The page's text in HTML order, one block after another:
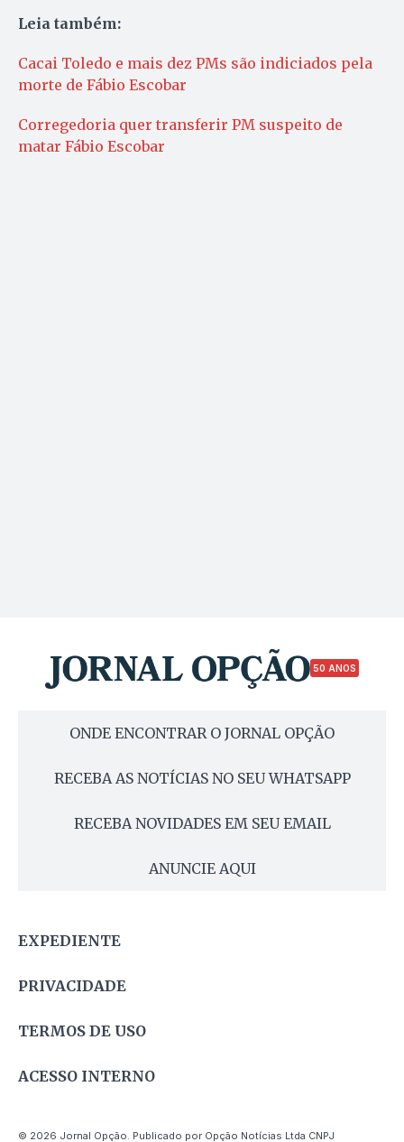
Leia também:
Cacai Toledo e mais dez PMs são indiciados pela
morte de Fábio Escobar
Corregedoria quer transferir PM suspeito de
matar Fábio Escobar
50 ANOS
ONDE ENCONTRAR O JORNAL OPÇÃO
RECEBA AS NOTÍCIAS NO SEU WHATSAPP
RECEBA NOVIDADES EM SEU EMAIL
ANUNCIE AQUI
EXPEDIENTE
PRIVACIDADE
TERMOS DE USO
ACESSO INTERNO
© 2026 Jornal Opção. Publicado por Opção Notícias Ltda CNPJ